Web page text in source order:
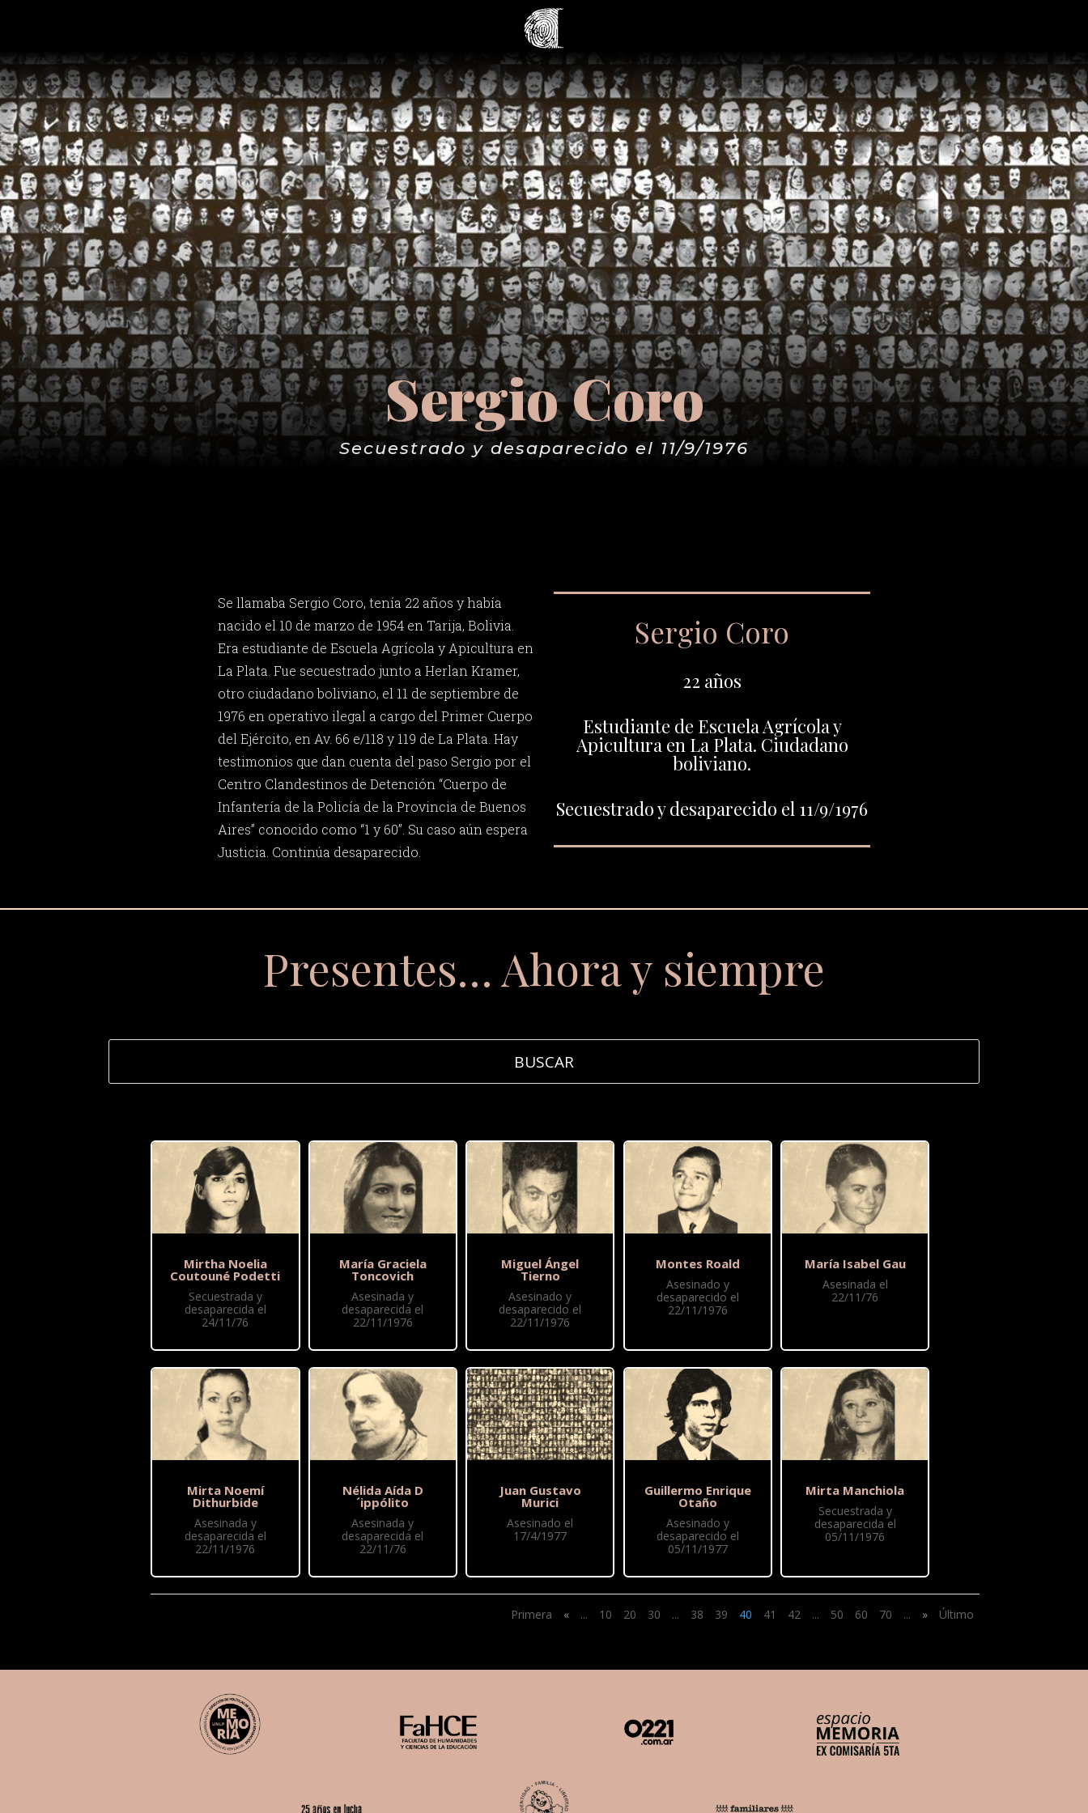
Sergio Coro
Secuestrado y desaparecido el 11/9/1976
Se llamaba Sergio Coro, tenía 22 años y había
nacido el 10 de marzo de 1954 en Tarija, Bolivia.
Era estudiante de Escuela Agrícola y Apicultura en
La Plata. Fue secuestrado junto a Herlan Kramer,
otro ciudadano boliviano, el 11 de septiembre de
1976 en operativo ilegal a cargo del Primer Cuerpo
del Ejército, en Av. 66 e/118 y 119 de La Plata. Hay
testimonios que dan cuenta del paso Sergio por el
Centro Clandestinos de Detención “Cuerpo de
Infantería de la Policía de la Provincia de Buenos
Aires” conocido como “1 y 60”. Su caso aún espera
Justicia. Continúa desaparecido.
Sergio Coro
22 años
Estudiante de Escuela Agrícola y
Apicultura en La Plata. Ciudadano
boliviano.
Secuestrado y desaparecido el 11/9/1976
Presentes… Ahora y siempre
Mirtha Noelia
Coutouné Podetti
Secuestrada y
desaparecida el
24/11/76
Mirta Noemí
Dithurbide
Asesinada y
desaparecida el
22/11/1976
María Graciela
Toncovich
Asesinada y
desaparecida el
22/11/1976
Nélida Aída D
´ippólito
Asesinada y
desaparecida el
22/11/76
Miguel Ángel
Tierno
Asesinado y
desaparecido el
22/11/1976
Juan Gustavo
Murici
Asesinado el
17/4/1977
Montes Roald
Asesinado y
desaparecido el
22/11/1976
Guillermo Enrique
Otaño
Asesinado y
desaparecido el
05/11/1977
María Isabel Gau
Asesinada el
22/11/76
Mirta Manchiola
Secuestrada y
desaparecida el
05/11/1976
Primera « ... 10 20 30 ... 38 39 40 41 42 ... 50 60 70 ... » Último